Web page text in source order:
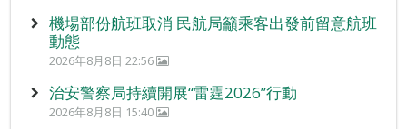
機場部份航班取消 民航局籲乘客出發前留意航班
動態
2026年8月8日 22:56
治安警察局持續開展“雷霆2026”行動
2026年8月8日 15:40